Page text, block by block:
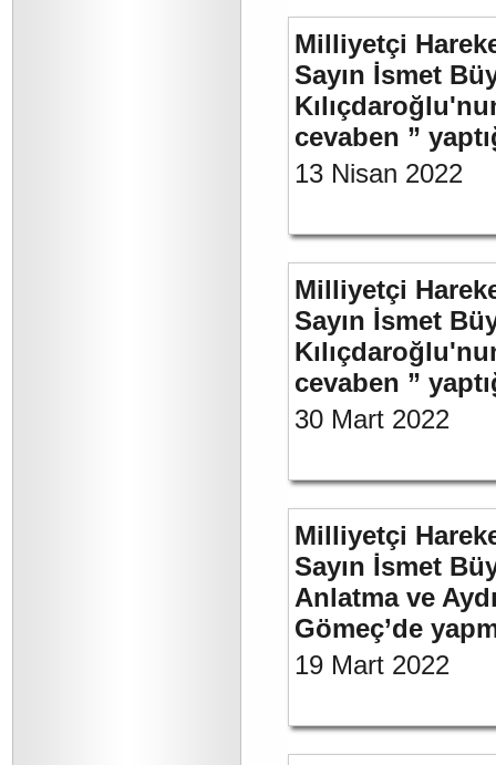
Milliyetçi
Sayın İsmet
cevaben ”
13 Nisan 2022
Milliyetçi
Sayın İsmet
cevaben ”
30 Mart 2022
Milliyetçi
Sayın İsmet
Anlatma ve
Gömeç’de
19 Mart 2022